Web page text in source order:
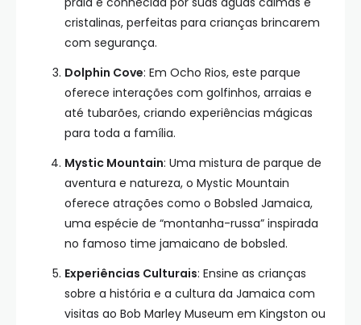
cristalinas, perfeitas para crianças brincarem
com segurança.
Dolphin Cove: Em Ocho Rios, este parque
oferece interações com golfinhos, arraias e
até tubarões, criando experiências mágicas
para toda a família.
Mystic Mountain: Uma mistura de parque de
aventura e natureza, o Mystic Mountain
oferece atrações como o Bobsled Jamaica,
uma espécie de “montanha-russa” inspirada
no famoso time jamaicano de bobsled.
Experiências Culturais: Ensine as crianças
sobre a história e a cultura da Jamaica com
visitas ao Bob Marley Museum em Kingston ou